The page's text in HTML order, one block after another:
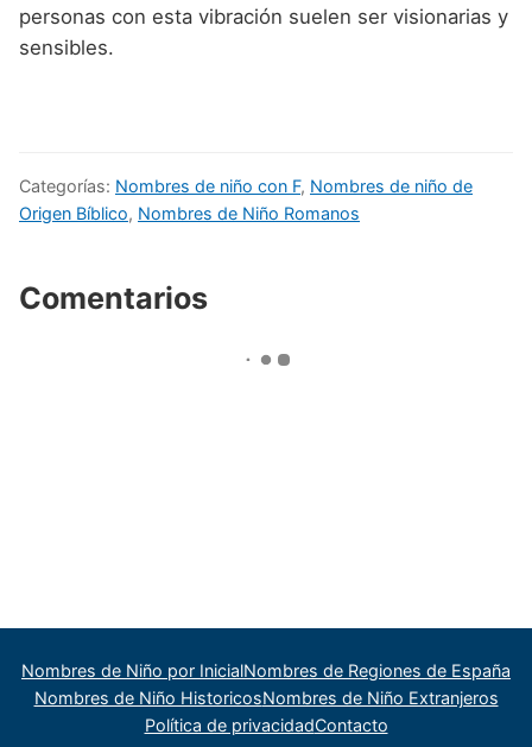
personas con esta vibración suelen ser visionarias y
sensibles.
Categorías: Nombres de niño con F, Nombres de niño de
Origen Bíblico, Nombres de Niño Romanos
Comentarios
Nombres de Niño por InicialNombres de Regiones de España
Nombres de Niño HistoricosNombres de Niño Extranjeros
Política de privacidadContacto